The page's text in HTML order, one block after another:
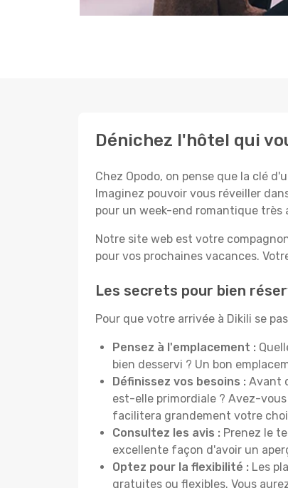
Dénichez l'hôtel qui
Chez Opodo, on pense que la clé
Imaginez pouvoir vous réveiller
pour un week-end romantique très
Notre site web est votre
pour vos prochaines vacances.
Les secrets pour bien
Pour que votre arrivée à Dikili se
Pensez à l'emplacement :
bien desservi ? Un bon
Définissez vos besoins : Avant
est-elle primordiale ? Avez-
facilitera grandement votre
Consultez les avis : Prenez le
excellente façon d'avoir un
Optez pour la flexibilité : Les
gratuites ou flexibles. Vous